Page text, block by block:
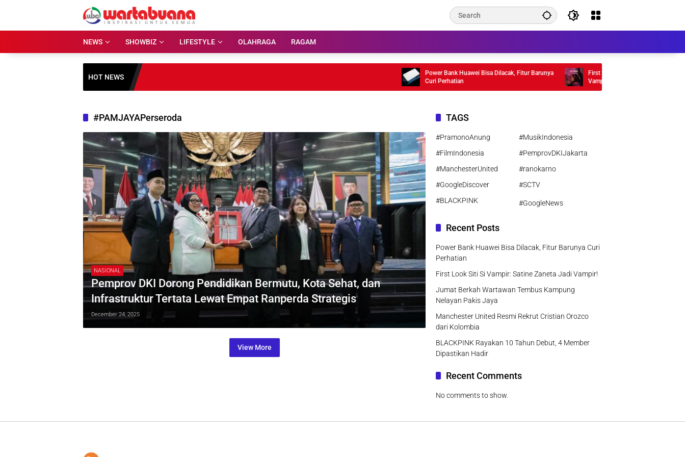
NEWS
SHOWBIZ LIFESTYLE OLAHRAGA RAGAM
HOT NEWS
Power Bank Huawei Bisa Dilacak, Fitur Barunya
Curi Perhatian
First Look Siti Si Vampir: Satine Zaneta
Vampir!
#PAMJAYAPerseroda
NASIONAL
Pemprov DKI Dorong Pendidikan Bermutu, Kota Sehat, dan
Infrastruktur Tertata Lewat Empat Ranperda Strategis
December 24, 2025
View More
TAGS
#PramonoAnung
#MusikIndonesia
#FilmIndonesia
#PemprovDKIJakarta
#ManchesterUnited
#ranokarno
#GoogleDiscover
#SCTV
#BLACKPINK
#GoogleNews
Recent Posts
Power Bank Huawei Bisa Dilacak, Fitur Barunya Curi
Perhatian
First Look Siti Si Vampir: Satine Zaneta Jadi Vampir!
Jumat Berkah Wartawan Tembus Kampung
Nelayan Pakis Jaya
Manchester United Resmi Rekrut Cristian Orozco
dari Kolombia
BLACKPINK Rayakan 10 Tahun Debut, 4 Member
Dipastikan Hadir
Recent Comments
No comments to show.